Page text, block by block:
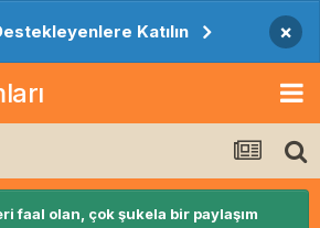
Katılın ×
faal olan, çok şukela bir paylaşım